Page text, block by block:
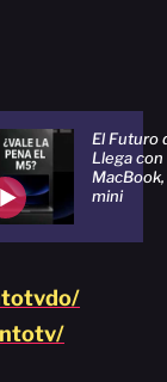
El Futuro
Llega
mini